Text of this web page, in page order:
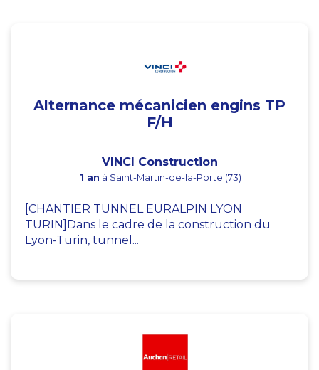
Alternance mécanicien engins TP
F/H
VINCI Construction
1 an à Saint-Martin-de-la-Porte (73)
[CHANTIER TUNNEL EURALPIN LYON
TURIN]Dans le cadre de la construction du
Lyon-Turin, tunnel...